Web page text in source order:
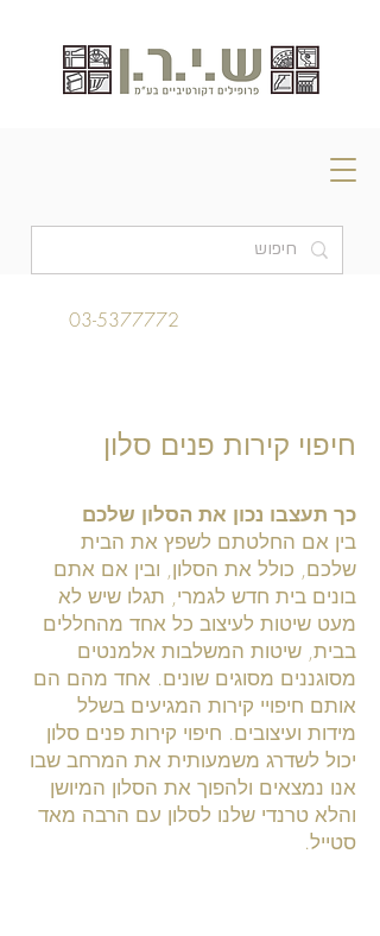
03-5377772
חיפוי קירות פנים סלון
כך תעצבו נכון את הסלון שלכם
בין אם החלטתם לשפץ את הבית
שלכם, כולל את הסלון, ובין אם אתם
בונים בית חדש לגמרי, תגלו שיש לא
מעט שיטות לעיצוב כל אחד מהחללים
בבית, שיטות המשלבות אלמנטים
מסוגננים מסוגים שונים. אחד מהם הם
אותם חיפויי קירות המגיעים בשלל
מידות ועיצובים. חיפוי קירות פנים סלון
יכול לשדרג משמעותית את המרחב שבו
אנו נמצאים ולהפוך את הסלון המיושן
והלא טרנדי שלנו לסלון עם הרבה מאד
סטייל.